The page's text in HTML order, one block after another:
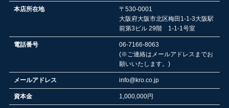
本店所在地
〒530-0001
大阪府大阪市北区梅田1-1-3大阪駅
前第3ビル 29階 1-1-1号室
電話番号
06-7166-8063
(※ご連絡はメールアドレスまでお
願いいたします。)
メールアドレス info@kro.co.jp
資本金 1,000,000円